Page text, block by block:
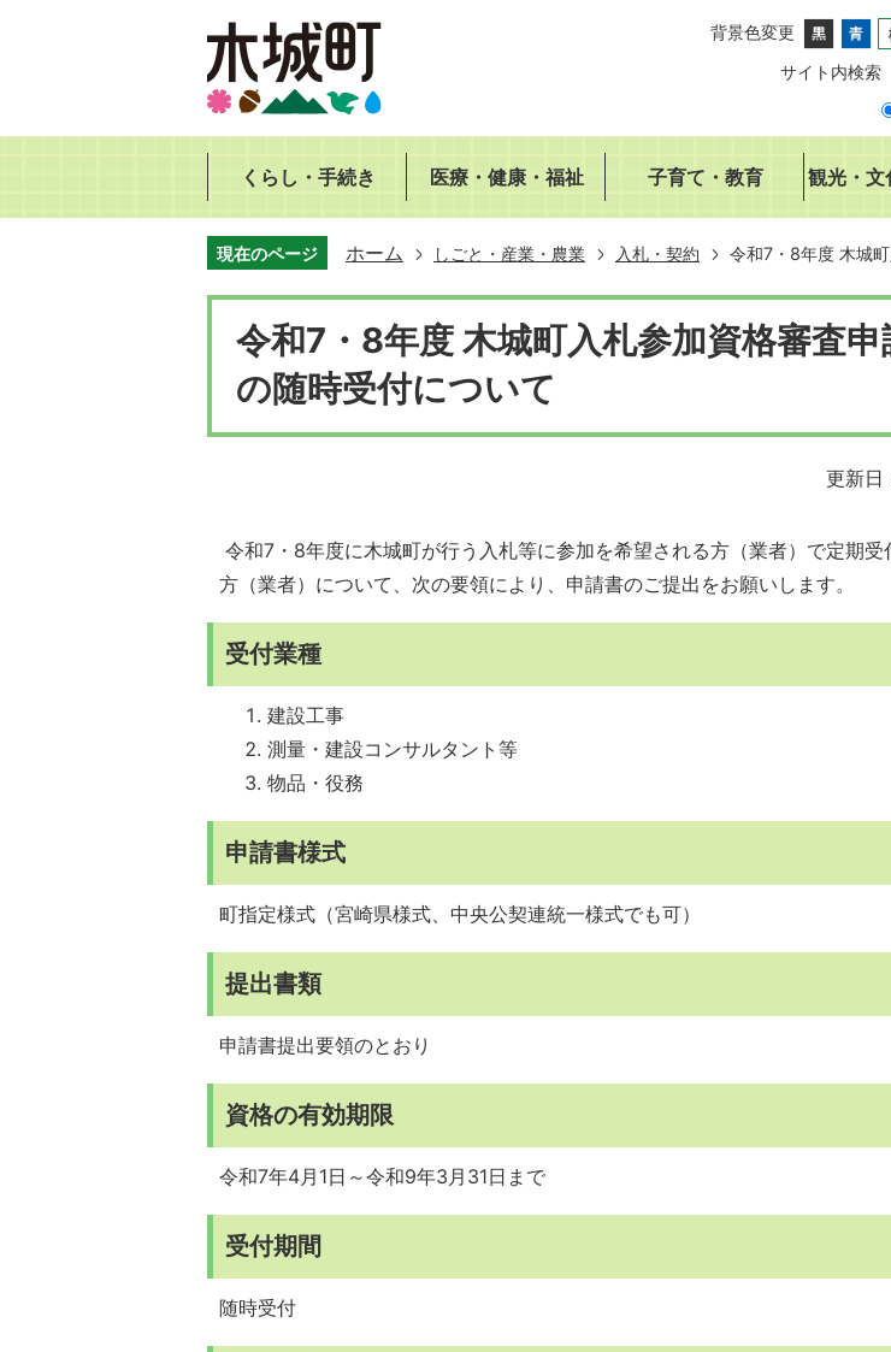
背景色変更
サイト内検索
くらし・手続き 医療・健康・福祉 子育て・教育 観光・文
現在のページ ホーム しごと・産業・農業 入札・契約 令和7・8年度 木城
令和7・8年度 木城町入札参加資格審査申
の随時受付について
更新日
令和7・8年度に木城町が行う入札等に参加を希望される方（業者）で定期受
方（業者）について、次の要領により、申請書のご提出をお願いします。
受付業種
建設工事
測量・建設コンサルタント等
物品・役務
申請書様式
町指定様式（宮崎県様式、中央公契連統一様式でも可）
提出書類
申請書提出要領のとおり
資格の有効期限
令和7年4月1日～令和9年3月31日まで
受付期間
随時受付